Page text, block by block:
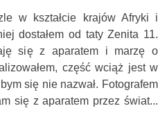
w kształcie krajów Afryki i
dostałem od taty Zenita 11.
się z aparatem i marzę o
część wciąż jest w
się nie nazwał. Fotografem
się z aparatem przez świat...